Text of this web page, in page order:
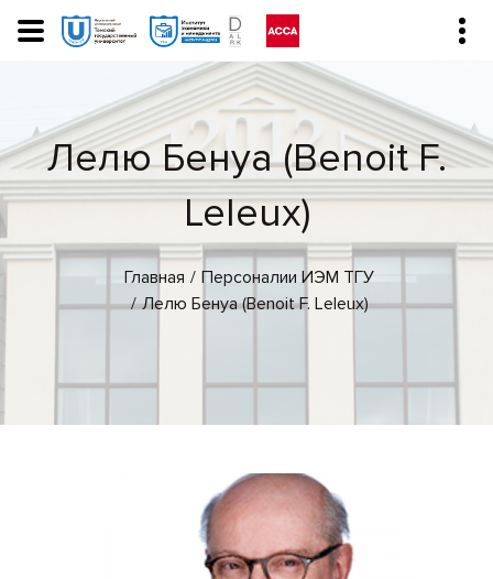
Лелю Бенуа (Benoit F.
Leleux)
Главная
Персоналии ИЭМ ТГУ
Лелю Бенуа (Benoit F. Leleux)